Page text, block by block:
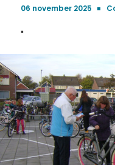
Publicatiedatum:
06 november 2025
.